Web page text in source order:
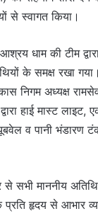
से स्वागत किया।
धाम की टीम
के समक्ष रखा
निगम अध्यक्ष
हाई मास्ट
व पानी भंडारण
सभी माननीय
हृदय से आभार